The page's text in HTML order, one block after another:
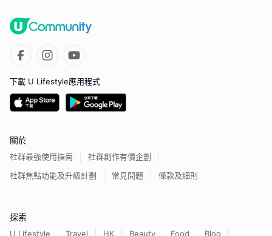
下載 U Lifestyle應用程式
關於
社群最強使用指南
社群創作有價企劃
社群焦點功能及升級計劃
常見問題 條款及細則
探索
U Lifestyle Travel HK Beauty Food Blog